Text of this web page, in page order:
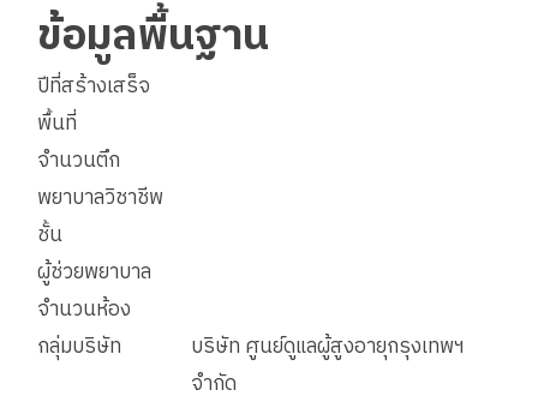
ข้อมูลพื้นฐาน
ปีที่สร้างเสร็จ
พื้นที่
จำนวนตึก
พยาบาลวิชาชีพ
ชั้น
ผู้ช่วยพยาบาล
จำนวนห้อง
กลุ่มบริษัท
บริษัท ศูนย์ดูแลผู้สูงอายุกรุงเทพฯ
จำกัด